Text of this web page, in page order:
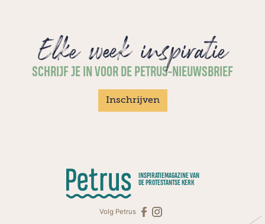
Elke week inspiratie
SCHRIJF JE IN VOOR DE PETRUS-NIEUWSBRIEF
Inschrijven
INSPIRATIEMAGAZINE VAN
DE PROTESTANTSE KERK
Volg Petrus